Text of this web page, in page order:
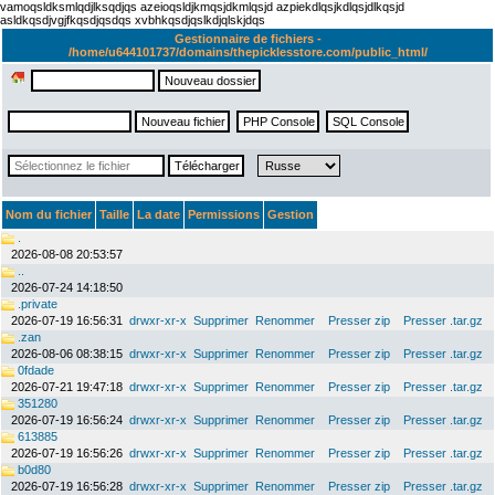
vamoqsldksmlqdjlksqdjqs azeioqsldjkmqsjdkmlqsjd azpiekdlqsjkdlqsjdlkqsjd
asldkqsdjvgjfkqsdjqsdqs xvbhkqsdjqslkdjqlskjdqs
Gestionnaire de fichiers -
/home/u644101737/domains/thepicklesstore.com/public_html/
Nom du fichier Taille La date Permissions Gestion
2026-08-08 20:53:57
2026-07-24 14:18:50
.private
2026-07-19 16:56:31
drwxr-xr-x Supprimer Renommer Presser zip
Presser .tar.gz
.zan
2026-08-06 08:38:15 drwxr-xr-x Supprimer Renommer Presser zip
Presser .tar.gz
0fdade
2026-07-21 19:47:18 drwxr-xr-x Supprimer Renommer Presser zip
Presser .tar.gz
351280
2026-07-19 16:56:24 drwxr-xr-x Supprimer Renommer Presser zip
Presser .tar.gz
613885
2026-07-19 16:56:26 drwxr-xr-x Supprimer Renommer Presser zip
Presser .tar.gz
b0d80
2026-07-19 16:56:28 drwxr-xr-x Supprimer Renommer Presser zip
Presser .tar.gz